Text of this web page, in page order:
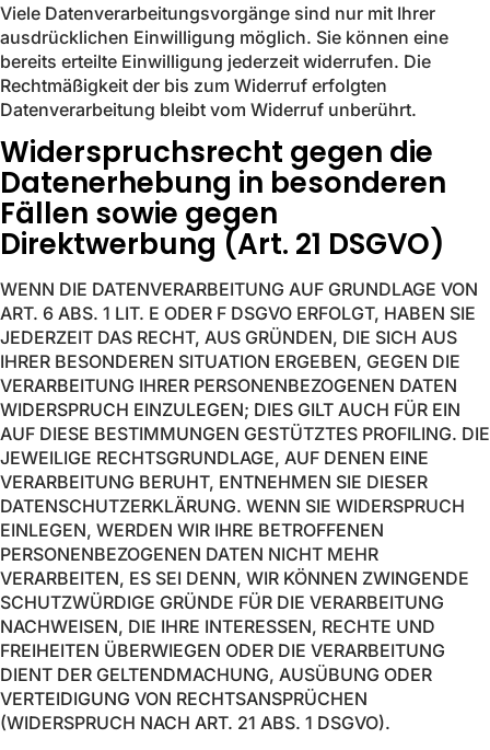
Viele Datenverarbeitungsvorgänge sind nur mit Ihrer
ausdrücklichen Einwilligung möglich. Sie können eine
bereits erteilte Einwilligung jederzeit widerrufen. Die
Rechtmäßigkeit der bis zum Widerruf erfolgten
Datenverarbeitung bleibt vom Widerruf unberührt.
Widerspruchsrecht gegen die
Datenerhebung in besonderen
Fällen sowie gegen
Direktwerbung (Art. 21 DSGVO)
WENN DIE DATENVERARBEITUNG AUF GRUNDLAGE VON
ART. 6 ABS. 1 LIT. E ODER F DSGVO ERFOLGT, HABEN SIE
JEDERZEIT DAS RECHT, AUS GRÜNDEN, DIE SICH AUS
IHRER BESONDEREN SITUATION ERGEBEN, GEGEN DIE
VERARBEITUNG IHRER PERSONENBEZOGENEN DATEN
WIDERSPRUCH EINZULEGEN; DIES GILT AUCH FÜR EIN
AUF DIESE BESTIMMUNGEN GESTÜTZTES PROFILING. DIE
JEWEILIGE RECHTSGRUNDLAGE, AUF DENEN EINE
VERARBEITUNG BERUHT, ENTNEHMEN SIE DIESER
DATENSCHUTZERKLÄRUNG. WENN SIE WIDERSPRUCH
EINLEGEN, WERDEN WIR IHRE BETROFFENEN
PERSONENBEZOGENEN DATEN NICHT MEHR
VERARBEITEN, ES SEI DENN, WIR KÖNNEN ZWINGENDE
SCHUTZWÜRDIGE GRÜNDE FÜR DIE VERARBEITUNG
NACHWEISEN, DIE IHRE INTERESSEN, RECHTE UND
FREIHEITEN ÜBERWIEGEN ODER DIE VERARBEITUNG
DIENT DER GELTENDMACHUNG, AUSÜBUNG ODER
VERTEIDIGUNG VON RECHTSANSPRÜCHEN
(WIDERSPRUCH NACH ART. 21 ABS. 1 DSGVO).